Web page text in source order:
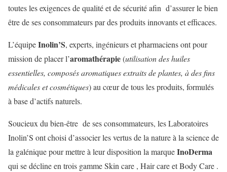
toutes les exigences de qualité et de sécurité afin d’assurer le bien
être de ses consommateurs par des produits innovants et efficaces.
L’équipeInolin’S, experts, ingénieurs et pharmaciens ont pour
mission de placer l’aromathérapie(utilisation des huiles
essentielles, composés aromatiques extraits de plantes, à des fins
médicales et cosmétiques) au cœur de tous les produits, formulés
à base d’actifs naturels.
Soucieux du bien-être de ses consommateurs, les Laboratoires
Inolin’S ont choisi d’associer les vertus de la nature à la science de
la galénique pour mettre à leur disposition la marqueInoDerma
qui se décline en trois gamme Skin care , Hair care et Body Care .